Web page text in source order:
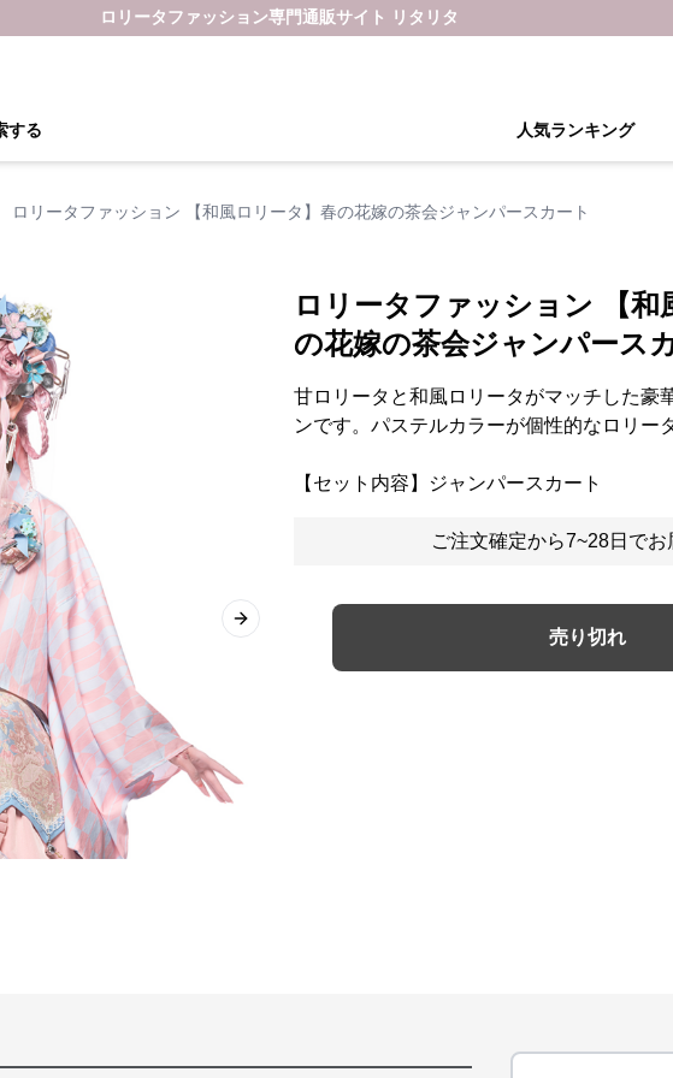
ロリータファッション専門通販サイト リタリタ
する 人気ランキング
ロリータファッション 【和風ロリータ】春の花嫁の茶会ジャンパースカート
Next slide
ロリータファッション 【和
の花嫁の茶会ジャンパース
甘ロリータと和風ロリータがマッチした豪
ンです。パステルカラーが個性的なロリー
【セット内容】ジャンパースカート
ご注文確定から7~28日でお
売り切れ